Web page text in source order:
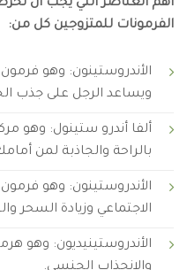
أهم العناصر التي يجب أن
الفرمونات للمتزوجين كل من:
الأندروستينون: وهو
ويساعد الرجل على جذب
ألفا أندرو ستينول: وهو
بالراحة والجاذبة لمن
الأندروستينون: وهو
الاجتماعي وزيادة السحر
الأندروستينيديون: وهو